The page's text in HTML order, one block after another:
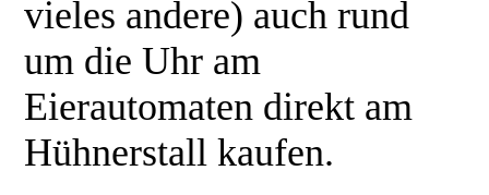
vieles andere) auch rund
um die Uhr am
Eierautomaten direkt am
Hühnerstall kaufen.